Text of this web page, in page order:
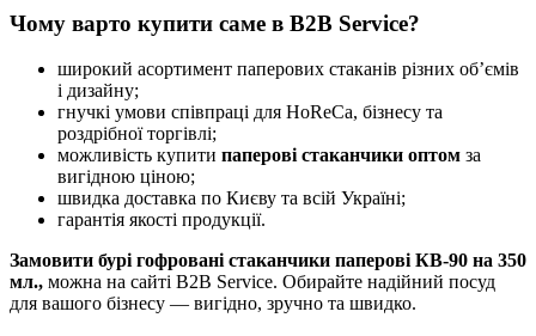
Чому варто купити саме в B2B Service?
широкий асортимент паперових стаканів різних об’ємів
і дизайну;
гнучкі умови співпраці для HoReCa, бізнесу та
роздрібної торгівлі;
можливість купити паперові стаканчики оптом за
вигідною ціною;
швидка доставка по Києву та всій Україні;
гарантія якості продукції.
Замовити бурі гофровані стаканчики паперові КВ-90 на 350
мл., можна на сайті B2B Service. Обирайте надійний посуд
для вашого бізнесу — вигідно, зручно та швидко.